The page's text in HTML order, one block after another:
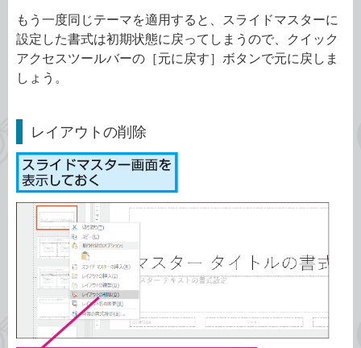
もう一度同じテーマを適用すると、スライドマスターに
設定した書式は初期状態に戻ってしまうので、クイック
アクセスツールバーの［元に戻す］ボタンで元に戻しま
しょう。
レイアウトの削除